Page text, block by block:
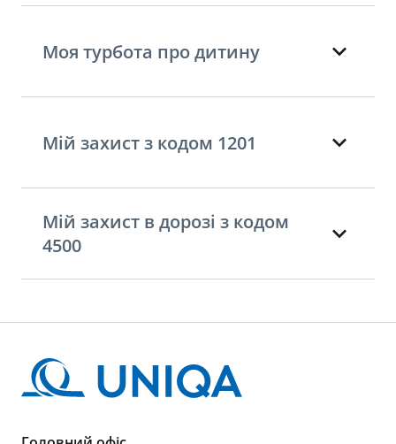
Моя турбота про дитину
Мій захист з кодом 1201
Мій захист в дорозі з кодом
4500